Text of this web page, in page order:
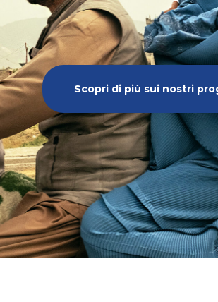
Scopri di più sui nostri